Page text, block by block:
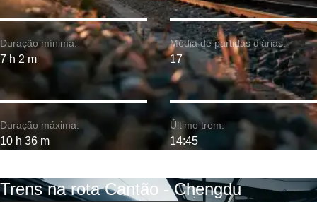
Duração mínima:
7 h 2 m
Duração máxima:
10 h 36 m
Média de partidas diárias:
17
Último trem:
14:45
Trens na rota Cantão - Chengdu